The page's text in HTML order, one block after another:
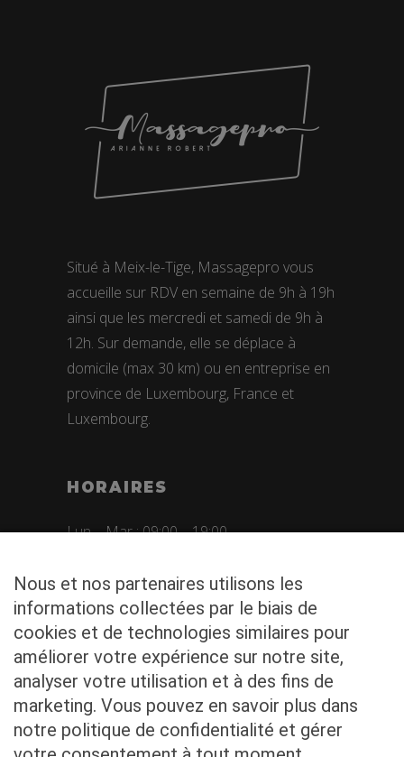
Situé à Meix-le-Tige, Massagepro vous
accueille sur RDV en semaine de 9h à 19h
ainsi que les mercredi et samedi de 9h à
12h. Sur demande, elle se déplace à
domicile (max 30 km) ou en entreprise en
province de Luxembourg, France et
Luxembourg.
HORAIRES
Lun – Mar : 09:00 – 19:00
Jeu – Ven : 09:00 – 19:00
Sam : 09:00 – 12:00
NOUS CONTACTER
Nous et nos partenaires utilisons les
informations collectées par le biais de
cookies et de technologies similaires pour
améliorer votre expérience sur notre site,
analyser votre utilisation et à des fins de
marketing. Vous pouvez en savoir plus dans
notre politique de confidentialité et gérer